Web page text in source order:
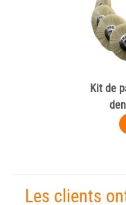
Kit de
Les clients